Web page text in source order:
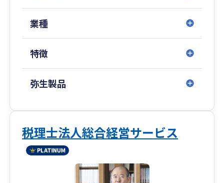
業種
特徴
弥生製品
税理士法人総合経営サービス